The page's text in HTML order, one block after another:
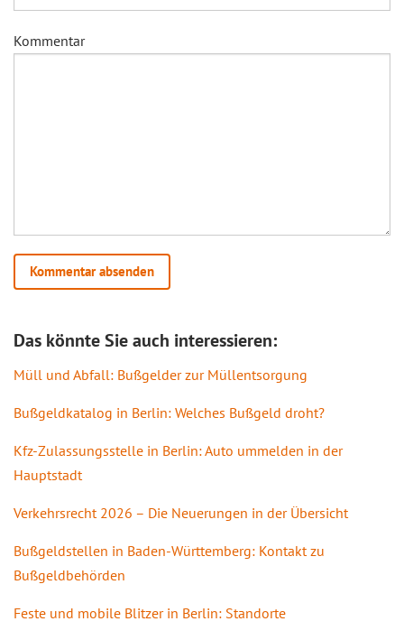
Kommentar
Das könnte Sie auch interessieren:
Müll und Abfall: Bußgelder zur Müllentsorgung
Bußgeldkatalog in Berlin: Welches Bußgeld droht?
Kfz-Zulassungsstelle in Berlin: Auto ummelden in der
Hauptstadt
Verkehrsrecht 2026 – Die Neuerungen in der Übersicht
Bußgeldstellen in Baden-Württemberg: Kontakt zu
Bußgeldbehörden
Feste und mobile Blitzer in Berlin: Standorte